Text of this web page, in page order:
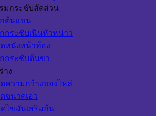
มกระชับสัดส่วน
ต้นแขน
กระชับเนินหัวหน่าว
หนังหน้าท้อง
กระชับต้นขา
าง
ความกว้างของไหล่
ขนาดเอว
ไขมันเสริมก้น